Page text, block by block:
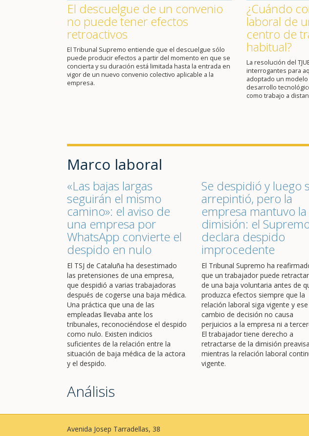
El descuelgue de un convenio
no puede tener efectos
retroactivos
El Tribunal Supremo entiende que el descuelgue sólo
puede producir efectos a partir del momento en que se
concierta y su duración está limitada hasta la entrada en
vigor de un nuevo convenio colectivo aplicable a la
empresa.
¿Cuándo
laboral de
centro de
habitual?
La resolución del
interrogantes para
adoptado un
desarrollo
como trabajo a
Marco laboral
«Las bajas largas
seguirán el mismo
camino»: el aviso de
una empresa por
WhatsApp convierte el
despido en nulo
El TSJ de Cataluña ha desestimado
las pretensiones de una empresa,
que despidió a varias trabajadoras
después de cogerse una baja médica.
Una práctica que una de las
empleadas llevaba ante los
tribunales, reconociéndose el despido
como nulo. Existen indicios
suficientes de la relación entre la
situación de baja médica de la actora
y el despido.
Se despidió y luego
arrepintió, pero la
empresa mantuvo la
dimisión: el
declara despido
improcedente
El Tribunal Supremo ha
que un trabajador puede
de una baja voluntaria antes de
produzca efectos siempre que la
relación laboral siga vigente y ese
cambio de decisión no causa
perjuicios a la empresa ni a
El trabajador tiene derecho a
retractarse de la dimisión
mientras la relación laboral
vigente.
Análisis
Avenida Josep Tarradellas, 38